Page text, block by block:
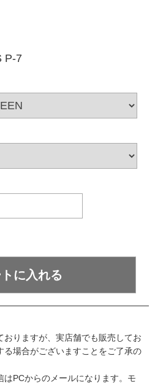
P-7
りますが、実店舗でも販売してお
る場合がございますことをご了承の
PCからのメールになります。モ